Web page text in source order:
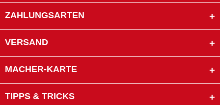
ZAHLUNGSARTEN
VERSAND
MACHER-KARTE
TIPPS & TRICKS